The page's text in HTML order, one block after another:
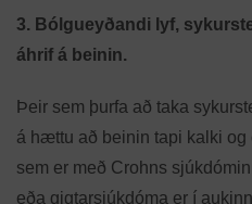
3. Bólgueyðandi lyf,
áhrif á beinin.
Þeir sem þurfa að taka
á hættu að beinin tapi kalki
sem er með Crohns
eða gigtarsjúkdóma er í